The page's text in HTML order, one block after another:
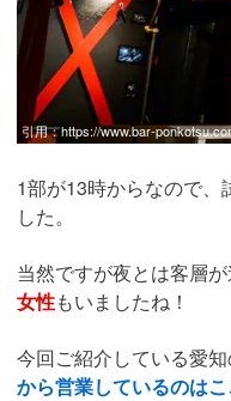
引用：https://www.bar-
1部が13時からなので、
した。
当然ですが夜とは客層が
女性もいましたね！
今回ご紹介している愛知
から営業しているのは